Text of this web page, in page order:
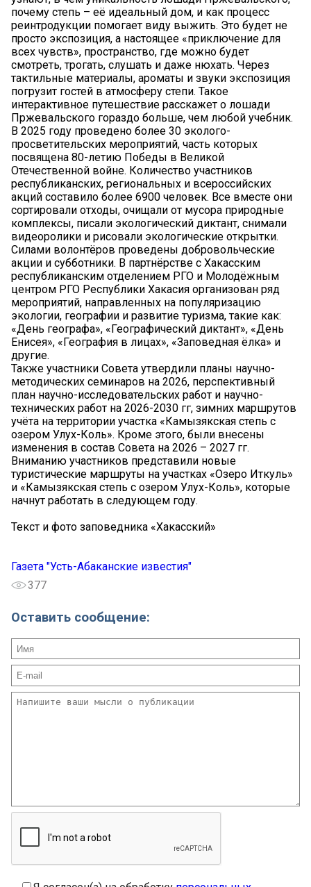
почему степь – её идеальный дом, и как процесс
реинтродукции помогает виду выжить. Это будет не
просто экспозиция, а настоящее «приключение для
всех чувств», пространство, где можно будет
смотреть, трогать, слушать и даже нюхать. Через
тактильные материалы, ароматы и звуки экспозиция
погрузит гостей в атмосферу степи. Такое
интерактивное путешествие расскажет о лошади
Пржевальского гораздо больше, чем любой учебник.
В 2025 году проведено более 30 эколого-
просветительских мероприятий, часть которых
посвящена 80-летию Победы в Великой
Отечественной войне. Количество участников
республиканских, региональных и всероссийских
акций составило более 6900 человек. Все вместе они
сортировали отходы, очищали от мусора природные
комплексы, писали экологический диктант, снимали
видеоролики и рисовали экологические открытки.
Силами волонтёров проведены добровольческие
акции и субботники. В партнёрстве с Хакасским
республиканским отделением РГО и Молодёжным
центром РГО Республики Хакасия организован ряд
мероприятий, направленных на популяризацию
экологии, географии и развитие туризма, такие как:
«День географа», «Географический диктант», «День
Енисея», «География в лицах», «Заповедная ёлка» и
другие.
Также участники Совета утвердили планы научно-
методических семинаров на 2026, перспективный
план научно-исследовательских работ и научно-
технических работ на 2026-2030 гг, зимних маршрутов
учёта на территории участка «Камызякская степь с
озером Улух-Коль». Кроме этого, были внесены
изменения в состав Совета на 2026 – 2027 гг.
Вниманию участников представили новые
туристические маршруты на участках «Озеро Иткуль»
и «Камызякская степь с озером Улух-Коль», которые
начнут работать в следующем году.
Текст и фото заповедника «Хакасский»
Газета "Усть-Абаканские известия"
377
Оставить сообщение: